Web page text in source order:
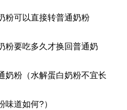
粉可以直接转普通奶粉
粉要吃多久才换回普通奶
奶粉（水解蛋白奶粉不宜长
道如何?）